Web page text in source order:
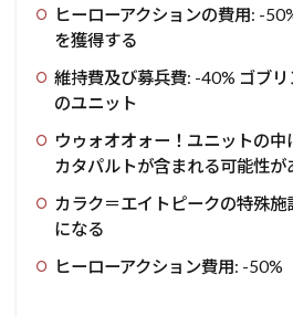
ヒーローアクションの費用: -
を獲得する
維持費及び募兵費: -40% ゴブ
のユニット
ウゥォオオォー！ユニットの中
カタパルトが含まれる可能性が
カラク＝エイトピークの特殊
になる
ヒーローアクション費用: -50%